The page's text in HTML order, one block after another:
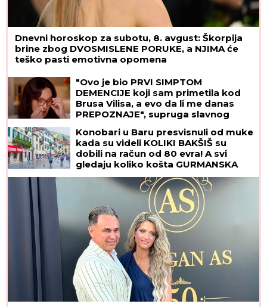
Dnevni horoskop za subotu, 8. avgust: Škorpija
brine zbog DVOSMISLENE PORUKE, a NJIMA će
teško pasti emotivna opomena
"Ovo je bio PRVI SIMPTOM
DEMENCIJE koji sam primetila kod
Brusa Vilisa, a evo da li me danas
PREPOZNAJE", supruga slavnog
KRIVICE je non stop prati
Konobari u Baru presvisnuli od muke
kada su videli KOLIKI BAKŠIŠ su
dobili na račun od 80 evra! A svi
gledaju koliko košta GURMANSKA
PLJESKAVICA - i evo kako
komentarišu NAPOJNICU